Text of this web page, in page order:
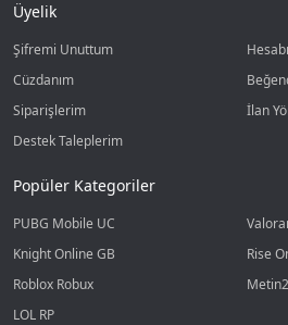
Üyelik
Şifremi Unuttum
Cüzdanım
Siparişlerim
İlan
Destek Taleplerim
Popüler Kategoriler
PUBG Mobile UC
Knight Online GB
Rise
Roblox Robux
LOL RP